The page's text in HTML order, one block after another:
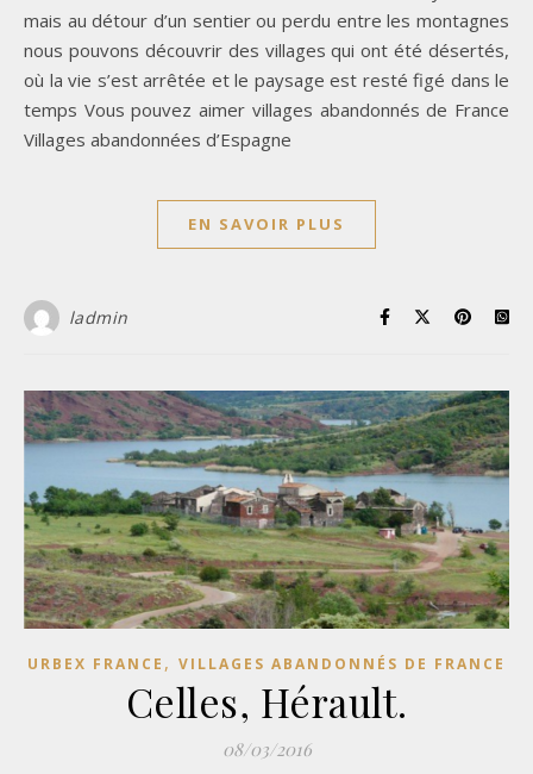
mais au détour d’un sentier ou perdu entre les montagnes
nous pouvons découvrir des villages qui ont été désertés,
où la vie s’est arrêtée et le paysage est resté figé dans le
temps Vous pouvez aimer villages abandonnés de France
Villages abandonnées d’Espagne
EN SAVOIR PLUS
ladmin
URBEX FRANCE , VILLAGES ABANDONNÉS DE FRANCE
Celles, Hérault.
08/03/2016